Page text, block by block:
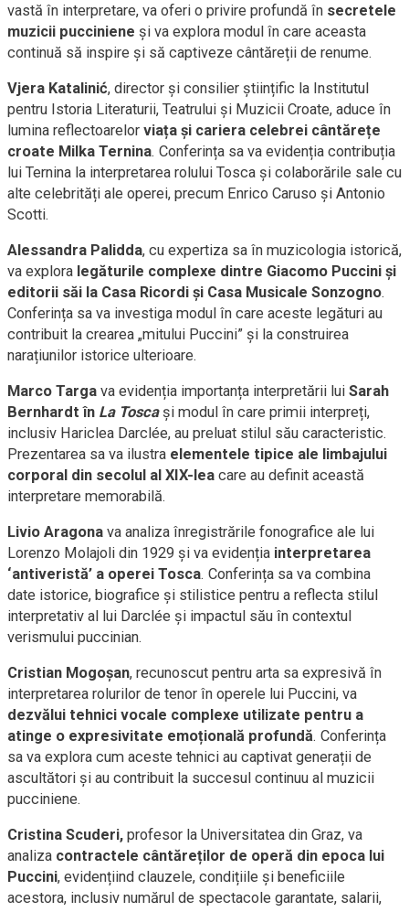
vastă în interpretare, va oferi o privire profundă în secretele
muzicii pucciniene și va explora modul în care aceasta
continuă să inspire și să captiveze cântăreții de renume.
Vjera Katalinić, director și consilier științific la Institutul
pentru Istoria Literaturii, Teatrului și Muzicii Croate, aduce în
lumina reflectoarelor viața și cariera celebrei cântărețe
croate Milka Ternina. Conferința sa va evidenția contribuția
lui Ternina la interpretarea rolului Tosca și colaborările sale cu
alte celebrități ale operei, precum Enrico Caruso și Antonio
Scotti.
Alessandra Palidda, cu expertiza sa în muzicologia istorică,
va explora legăturile complexe dintre Giacomo Puccini și
editorii săi la Casa Ricordi și Casa Musicale Sonzogno.
Conferința sa va investiga modul în care aceste legături au
contribuit la crearea „mitului Puccini” și la construirea
narațiunilor istorice ulterioare.
Marco Targa va evidenția importanța interpretării lui Sarah
Bernhardt în La Toscași modul în care primii interpreți,
inclusiv Hariclea Darclée, au preluat stilul său caracteristic.
Prezentarea sa va ilustra elementele tipice ale limbajului
corporal din secolul al XIX-lea care au definit această
interpretare memorabilă.
Livio Aragona va analiza înregistrările fonografice ale lui
Lorenzo Molajoli din 1929 și va evidenția interpretarea
‘antiveristă’ a operei Tosca. Conferința sa va combina
date istorice, biografice și stilistice pentru a reflecta stilul
interpretativ al lui Darclée și impactul său în contextul
verismului puccinian.
Cristian Mogoșan, recunoscut pentru arta sa expresivă în
interpretarea rolurilor de tenor în operele lui Puccini, va
dezvălui tehnici vocale complexe utilizate pentru a
atinge o expresivitate emoțională profundă. Conferința
sa va explora cum aceste tehnici au captivat generații de
ascultători și au contribuit la succesul continuu al muzicii
pucciniene.
Cristina Scuderi, profesor la Universitatea din Graz, va
analiza contractele cântăreților de operă din epoca lui
Puccini, evidențiind clauzele, condițiile și beneficiile
acestora, inclusiv numărul de spectacole garantate, salarii,